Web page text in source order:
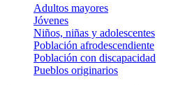
Adultos mayores
Jóvenes
Niños, niñas y adolescentes
Población afrodescendiente
Población con discapacidad
Pueblos originarios